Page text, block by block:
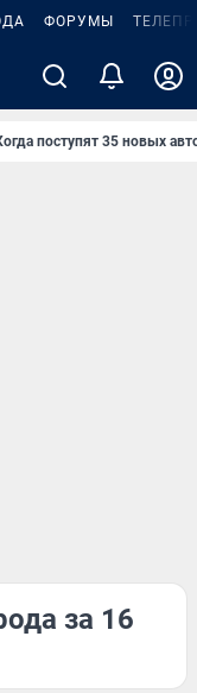
ФОРУМЫ
поступят 35 новых
за 16